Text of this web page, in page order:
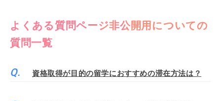
よくある質問ページ非公開用についての
質問一覧
資格取得が目的の留学におすすめの滞在方法は？